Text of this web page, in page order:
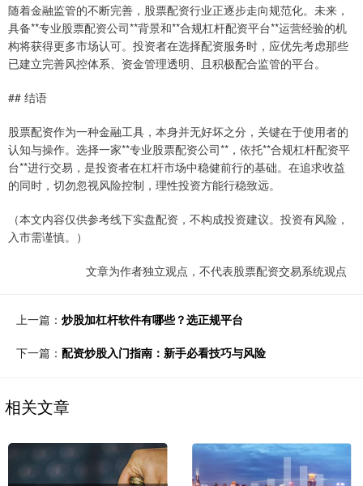
随着金融监管的不断完善，股票配资行业正逐步走向规范化。未来，
具备**专业股票配资公司**背景和**合规杠杆配资平台**运营经验的机
构将获得更多市场认可。投资者在选择配资服务时，应优先考虑那些
已建立完善风控体系、资金管理透明、且积极配合监管的平台。
## 结语
股票配资作为一种金融工具，本身并无好坏之分，关键在于使用者的
认知与操作。选择一家**专业股票配资公司**，依托**合规杠杆配资平
台**进行交易，是投资者在杠杆市场中稳健前行的基础。在追求收益
的同时，切勿忽视风险控制，理性投资方能行稳致远。
（本文内容仅供参考线下实盘配资，不构成投资建议。投资有风险，
入市需谨慎。）
文章为作者独立观点，不代表股票配资交易系统观点
上一篇： 炒股加杠杆软件有哪些？选正规平台
下一篇： 配资炒股入门指南：新手必看技巧与风险
相关文章